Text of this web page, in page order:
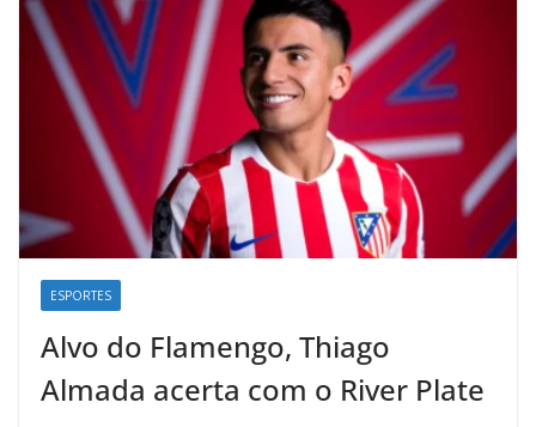
ESPORTES
Alvo do Flamengo, Thiago
Almada acerta com o River Plate